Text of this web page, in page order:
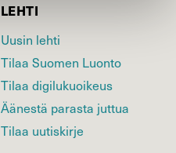
LEHTI
Uusin lehti
Tilaa Suomen Luonto
Tilaa digilukuoikeus
Äänestä parasta juttua
Tilaa uutiskirje